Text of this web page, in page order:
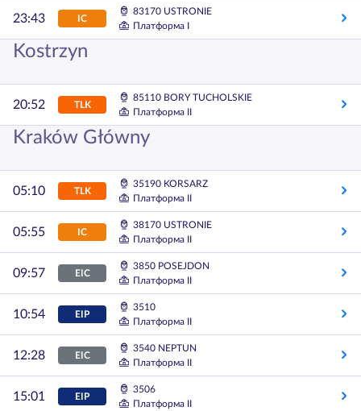
23:43 IC
83170 USTRONIE
Платформа I
Kostrzyn
20:52 TLK
85110 BORY TUCHOLSKIE
Платформа II
Kraków Główny
05:10 TLK
35190 KORSARZ
Платформа II
05:55 IC
38170 USTRONIE
Платформа II
09:57 EIC
3850 POSEJDON
Платформа II
10:54 EIP
3510
Платформа II
12:28 EIC
3540 NEPTUN
Платформа II
15:01 EIP
3506
Платформа II